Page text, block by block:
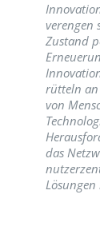
verengen
Zustand
rütteln an
von
das
Lösungen